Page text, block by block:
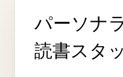
パーソナ
読書スタ